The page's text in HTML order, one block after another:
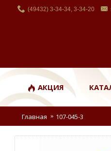
(49432) 3-34-34, 3-34-20
АКЦИЯ
Главная 107-045-3